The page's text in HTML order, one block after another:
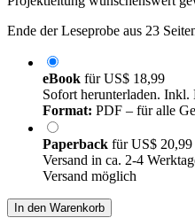
Ende der Leseprobe aus 23
eBook fürUS$ 18,99
Sofort herunterladen. Inkl.
Format: PDF – für alle
Paperback fürUS$ 20,99
Versand in ca. 2-4
Versand möglich
In den Warenkorb